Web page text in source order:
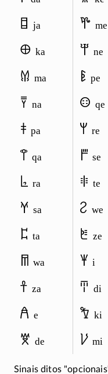
𐀊 ja
𐀏 ka
𐀔 ma
𐀙 na
𐀞 pa
𐀣 qa
𐀨 ra
𐀭 sa
𐀲 ta
𐀷 wa
𐀼 za
𐀁 e
𐀆 de
𐀕me
𐀚ne
𐀟pe
𐀤qe
𐀩re
𐀮se
𐀳te
𐀸we
𐀽ze
𐀂i
𐀇di
𐀑ki
𐀖mi
Sinais ditos opcionais